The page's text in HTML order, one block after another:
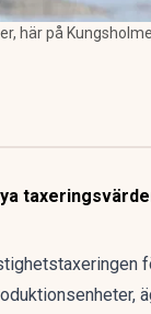
här på